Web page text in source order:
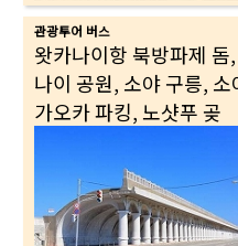
관광투어 버스
왓카나이항 북방파제
나이 공원, 소야 구릉,
가오카 파킹, 노샷푸 곶